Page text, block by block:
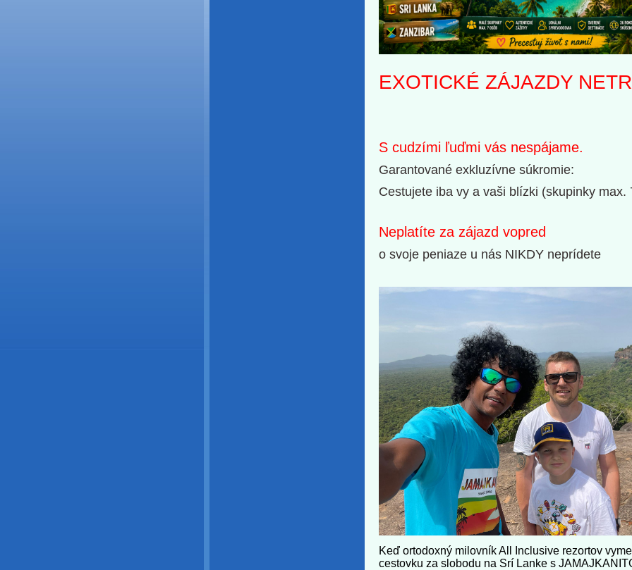
EXOTICKÉ ZÁJAZDY
S cudzími ľuďmi vás nespájame.
Garantované exkluzívne súkromie:
Cestujete iba vy a vaši blízki (skupinky max.
Neplatíte za zájazd vopred
o svoje peniaze u nás NIKDY neprídete
Keď ortodoxný milovník All Inclusive rezortov
cestovku za slobodu na Srí Lanke s